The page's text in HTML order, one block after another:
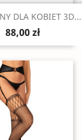
podgląd
DLA KOBIET 3D...
88,00 zł